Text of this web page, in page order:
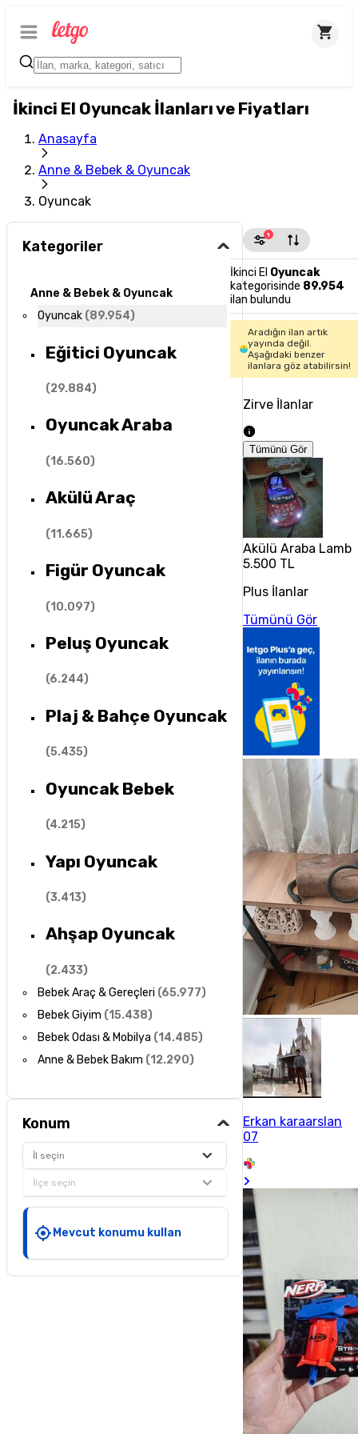
İkinci El Oyuncak İlanları ve Fiyatları
Anasayfa
Anne & Bebek & Oyuncak
Oyuncak
Kategoriler
Anne & Bebek & Oyuncak
Oyuncak (89.954)
Eğitici Oyuncak
(29.884)
Oyuncak Araba
(16.560)
Akülü Araç
(11.665)
Figür Oyuncak
(10.097)
Peluş Oyuncak
(6.244)
Plaj & Bahçe Oyuncak
(5.435)
Oyuncak Bebek
(4.215)
Yapı Oyuncak
(3.413)
Ahşap Oyuncak
(2.433)
Bebek Araç & Gereçleri (65.977)
Bebek Giyim (15.438)
Bebek Odası & Mobilya (14.485)
Anne & Bebek Bakım (12.290)
Konum
İl seçin
İlçe seçin
Mevcut konumu kullan
1
İkinci El Oyuncak
kategorisinde 89.954
ilan bulundu
Aradığın ilan artık
yayında değil.
Aşağıdaki benzer
ilanlara göz atabilirsin!
Zirve İlanlar
Tümünü Gör
Akülü Araba
5.500 TL
Plus İlanlar
Tümünü Gör
Erkan karaarslan
07